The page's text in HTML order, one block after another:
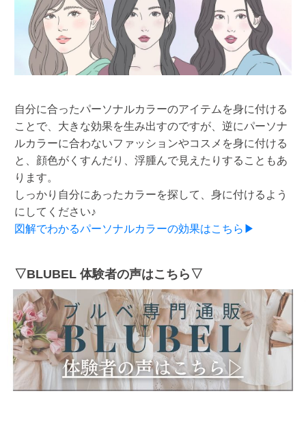
自分に合ったパーソナルカラーのアイテムを身に付ける
ことで、大きな効果を生み出すのですが、逆にパーソナ
ルカラーに合わないファッションやコスメを身に付ける
と、顔色がくすんだり、浮腫んで見えたりすることもあ
ります。
しっかり自分にあったカラーを探して、身に付けるよう
にしてください♪
図解でわかるパーソナルカラーの効果はこちら▶
▽BLUBEL 体験者の声はこちら▽